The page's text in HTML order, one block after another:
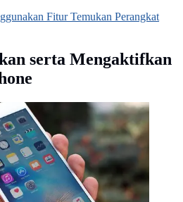
Fitur Temukan Perangkat
serta Mengaktifkan